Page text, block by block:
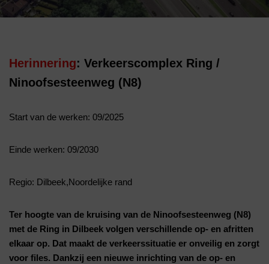
Herinnering: Verkeerscomplex Ring /
Ninoofsesteenweg (N8)
Start van de werken: 09/2025
Einde werken: 09/2030
Regio: Dilbeek,Noordelijke rand
Ter hoogte van de kruising van de Ninoofsesteenweg (N8)
met de Ring in Dilbeek volgen verschillende op- en afritten
elkaar op. Dat maakt de verkeerssituatie er onveilig en zorgt
voor files. Dankzij een nieuwe inrichting van de op- en